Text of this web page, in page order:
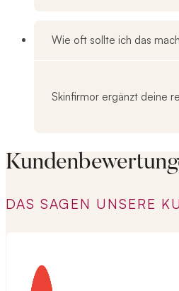
Wie oft sollte ich das
Skinfirmor ergänzt deine
DAS SAGEN UNSERE